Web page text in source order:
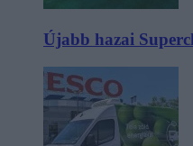
Újabb hazai